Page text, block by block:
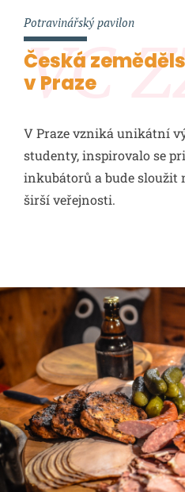
VC
Potravinářský pavilon
Česká
v Praze
V Praze vzniká unikátní
studenty, inspirovalo se
inkubátorů a bude sloužit
širší veřejnosti.